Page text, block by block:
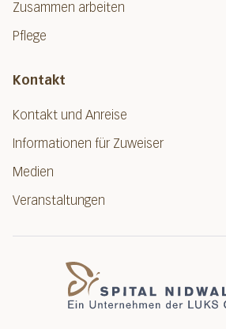
Zusammen arbeiten
Pflege
Kontakt
Kontakt und Anreise
Informationen für Zuweiser
Medien
Veranstaltungen